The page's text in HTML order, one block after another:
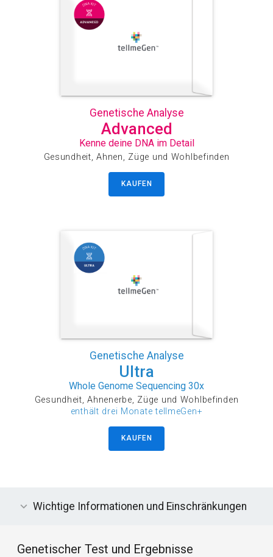
Genetische Analyse
Advanced
Kenne deine DNA im Detail
Gesundheit, Ahnen, Züge und Wohlbefinden
KAUFEN
Genetische Analyse
Ultra
Whole Genome Sequencing 30x
Gesundheit, Ahnenerbe, Züge und Wohlbefinden
enthält drei Monate tellmeGen+
KAUFEN
Wichtige Informationen und Einschränkungen
Genetischer Test und Ergebnisse